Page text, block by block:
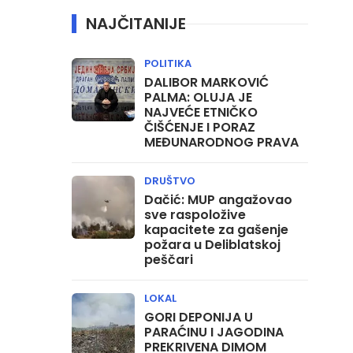
NAJČITANIJE
DALIBOR MARKOVIĆ
PALMA: OLUJA JE
NAJVEĆE ETNIČKO
ČIŠĆENJE I PORAZ
MEĐUNARODNOG PRAVA
POLITIKA
Dačić: MUP angažovao
sve raspoložive
kapacitete za gašenje
požara u Deliblatskoj
peščari
DRUŠTVO
GORI DEPONIJA U
PARAĆINU I JAGODINA
PREKRIVENA DIMOM
LOKAL